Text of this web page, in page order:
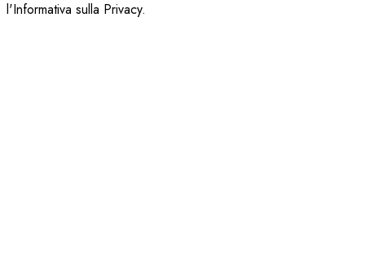
l'Informativa sulla Privacy.